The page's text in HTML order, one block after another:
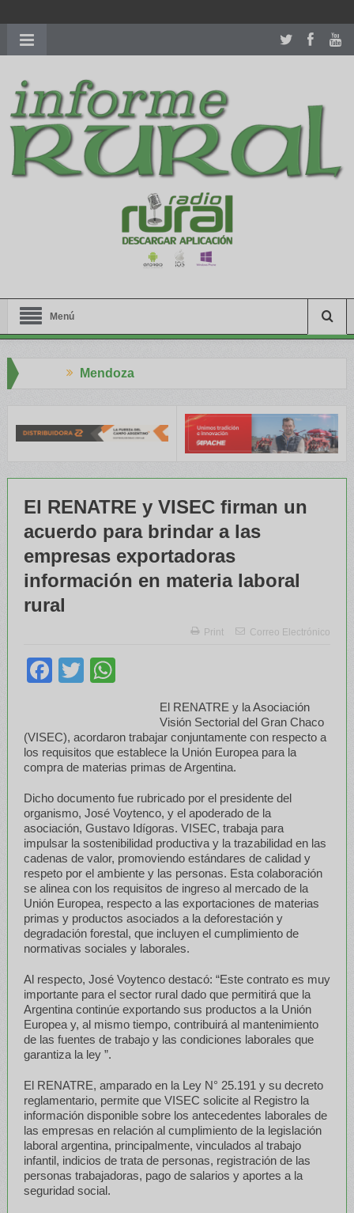
richardmillereplica
women.patekphilippe.tofor sale in usa recognized command with
dining room table ceremony. welcome to our
perfectwatches.is
shop. best youngsexdoll.comwith professional customer
services. 1: 1 design high
https://reallydiamond.com/
Menú
El RENATRE y VISEC firman un
acuerdo para brindar a las
empresas exportadoras
información en materia laboral
rural
Print Correo Electrónico
Facebook
Twitter
El RENATRE y la Asociación
Visión Sectorial del Gran Chaco
(VISEC), acordaron trabajar conjuntamente con respecto a
los requisitos que establece la Unión Europea para la
compra de materias primas de Argentina.
Dicho documento fue rubricado por el presidente del
organismo, José Voytenco, y el apoderado de la
asociación, Gustavo Idígoras. VISEC, trabaja para
impulsar la sostenibilidad productiva y la trazabilidad en las
cadenas de valor, promoviendo estándares de calidad y
respeto por el ambiente y las personas. Esta colaboración
se alinea con los requisitos de ingreso al mercado de la
Unión Europea, respecto a las exportaciones de materias
primas y productos asociados a la deforestación y
degradación forestal, que incluyen el cumplimiento de
normativas sociales y laborales.
Al respecto, José Voytenco destacó: “Este contrato es muy
importante para el sector rural dado que permitirá que la
Argentina continúe exportando sus productos a la Unión
Europea y, al mismo tiempo, contribuirá al mantenimiento
de las fuentes de trabajo y las condiciones laborales que
garantiza la ley ”.
El RENATRE, amparado en la Ley N° 25.191 y su decreto
reglamentario, permite que VISEC solicite al Registro la
información disponible sobre los antecedentes laborales de
las empresas en relación al cumplimiento de la legislación
laboral argentina, principalmente, vinculados al trabajo
infantil, indicios de trata de personas, registración de las
personas trabajadoras, pago de salarios y aportes a la
seguridad social.